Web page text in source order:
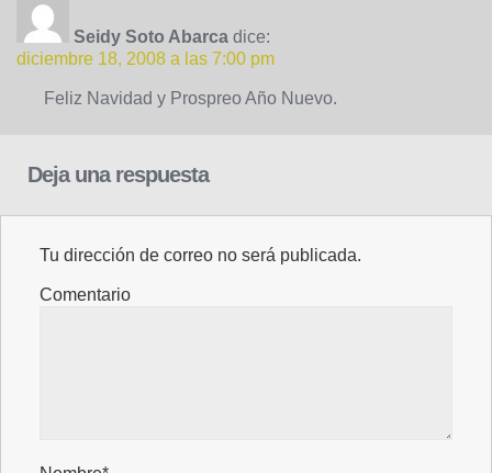
Seidy Soto Abarca dice:
diciembre 18, 2008 a las 7:00 pm
Feliz Navidad y Prospreo Año Nuevo.
Deja una respuesta
Tu dirección de correo no será publicada.
Comentario